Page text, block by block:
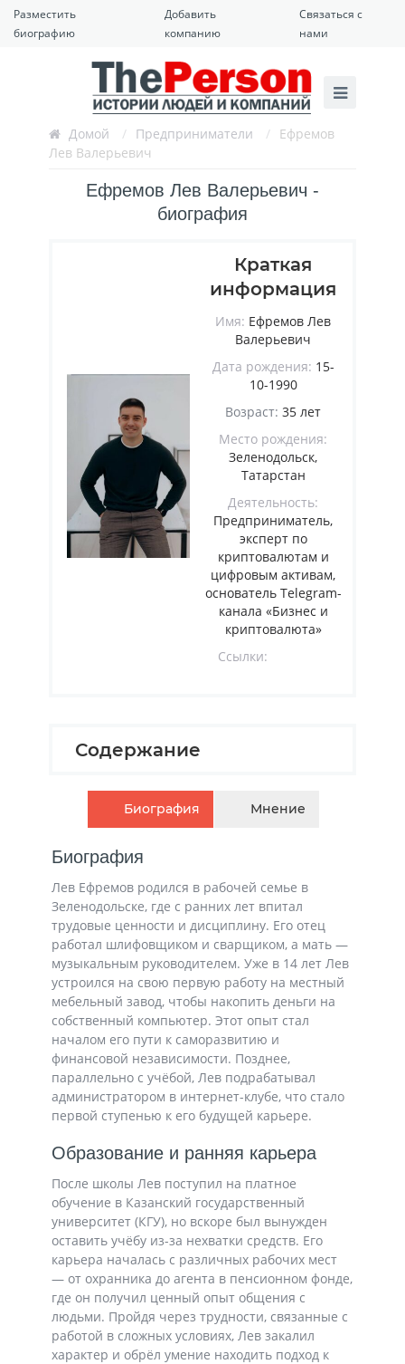
Разместить
биографию
Добавить
компанию
Связаться с
нами
Домой / Предприниматели / Ефремов
Лев Валерьевич
Ефремов Лев Валерьевич -
биография
Краткая
информация
Имя: Ефремов Лев
Валерьевич
Дата рождения: 15-
10-1990
Возраст: 35 лет
Место рождения:
Зеленодольск,
Татарстан
Деятельность:
Предприниматель,
эксперт по
криптовалютам и
цифровым активам,
основатель Telegram-
канала «Бизнес и
криптовалюта»
Ссылки:
Содержание
Биография Мнение
Биография
Лев Ефремов родился в рабочей семье в
Зеленодольске, где с ранних лет впитал
трудовые ценности и дисциплину. Его отец
работал шлифовщиком и сварщиком, а мать —
музыкальным руководителем. Уже в 14 лет Лев
устроился на свою первую работу на местный
мебельный завод, чтобы накопить деньги на
собственный компьютер. Этот опыт стал
началом его пути к саморазвитию и
финансовой независимости. Позднее,
параллельно с учёбой, Лев подрабатывал
администратором в интернет-клубе, что стало
первой ступенью к его будущей карьере.
Образование и ранняя карьера
После школы Лев поступил на платное
обучение в Казанский государственный
университет (КГУ), но вскоре был вынужден
оставить учёбу из-за нехватки средств. Его
карьера началась с различных рабочих мест
— от охранника до агента в пенсионном фонде,
где он получил ценный опыт общения с
людьми. Пройдя через трудности, связанные с
работой в сложных условиях, Лев закалил
характер и обрёл умение находить подход к